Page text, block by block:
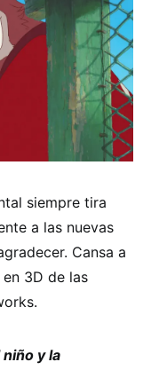
siempre tira
a las nuevas
Cansa a
3D de las
niño y la